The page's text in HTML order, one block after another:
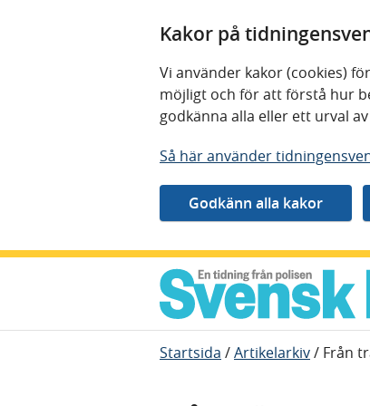
Kakor på
Vi använder kakor (cookies)
möjligt och för att förstå hur
godkänna alla eller ett urval
Så här använder
Startsida /Artikelarkiv/ Från